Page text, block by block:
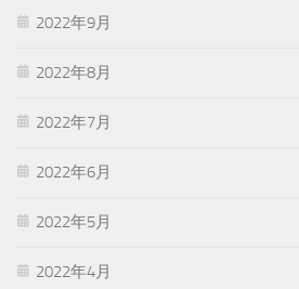
2022年9月
2022年8月
2022年7月
2022年6月
2022年5月
2022年4月